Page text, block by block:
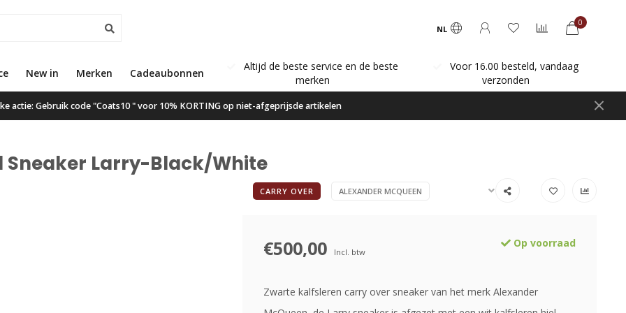
NL
0
New in Merken Cadeaubonnen
Gratis verzending vanaf €50,00
Altijd de beste service en de beste
merken
Voor 16.00 besteld, vandaag
verzonden
actie: Gebruik code "Coats10 " voor 10% KORTING op niet-afgeprijsde artikelen
Sneaker Larry-Black/White
CARRY OVER ALEXANDER MCQUEEN
€500,00 Incl. btw
Op voorraad
Zwarte kalfsleren carry over sneaker van het merk Alexander